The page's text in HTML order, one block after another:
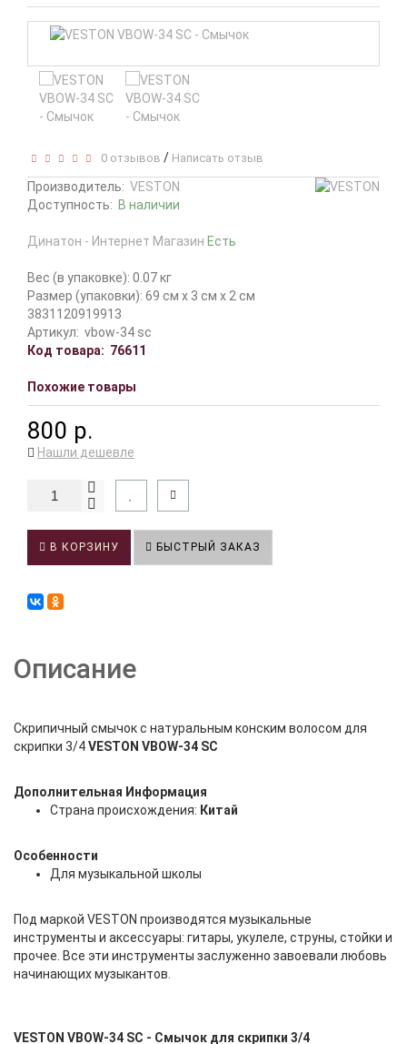
0 отзывов / Написать отзыв
Производитель: VESTON
Доступность: В наличии
Динатон - Интернет Магазин Есть
Вес (в упаковке): 0.07 кг
Размер (упаковки): 69 см x 3 см x 2 см
3831120919913
Артикул: vbow-34 sc
Код товара: 76611
Похожие товары
800 р.
Нашли дешевле
В КОРЗИНУ БЫСТРЫЙ ЗАКАЗ
Описание
Скрипичный смычок с натуральным конским волосом для
скрипки 3/4VESTON VBOW-34 SC
Дополнительная Информация
Страна происхождения: Китай
Особенности
Для музыкальной школы
Под маркой VESTON производятся музыкальные
инструменты и аксессуары: гитары, укулеле, струны, стойки и
прочее. Все эти инструменты заслуженно завоевали любовь
начинающих музыкантов.
VESTON VBOW-34 SC - Смычок для скрипки 3/4